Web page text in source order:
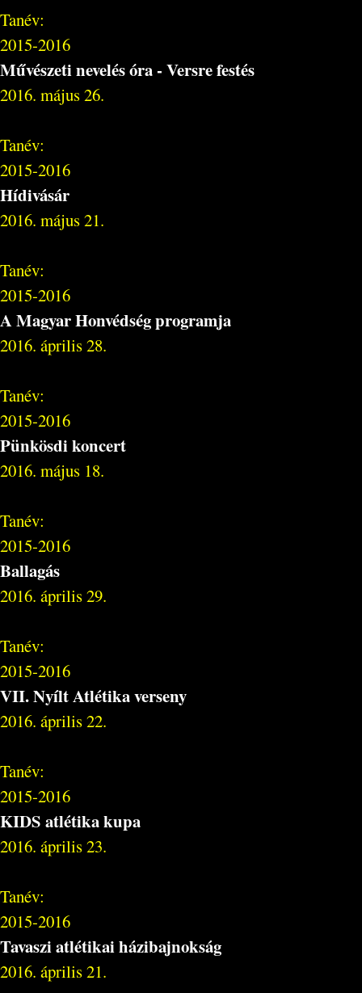
Tanév:
2015-2016
Művészeti nevelés óra - Versre festés
2016. május 26.
Tanév:
2015-2016
Hídivásár
2016. május 21.
Tanév:
2015-2016
A Magyar Honvédség programja
2016. április 28.
Tanév:
2015-2016
Pünkösdi koncert
2016. május 18.
Tanév:
2015-2016
Ballagás
2016. április 29.
Tanév:
2015-2016
VII. Nyílt Atlétika verseny
2016. április 22.
Tanév:
2015-2016
KIDS atlétika kupa
2016. április 23.
Tanév:
2015-2016
Tavaszi atlétikai házibajnokság
2016. április 21.